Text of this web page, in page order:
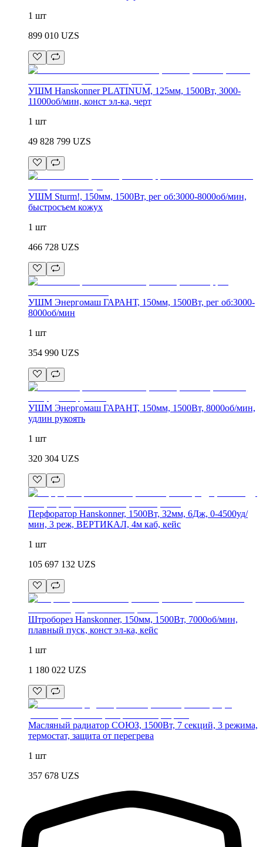
1 шт
899 010 UZS
УШМ Hanskonner PLATINUM, 125мм, 1500Вт, 3000-
11000об/мин, конст эл-ка, черт
1 шт
49 828 799 UZS
УШМ Sturm!, 150мм, 1500Вт, рег об:3000-8000об/мин,
быстросъем кожух
1 шт
466 728 UZS
УШМ Энергомаш ГАРАНТ, 150мм, 1500Вт, рег об:3000-
8000об/мин
1 шт
354 990 UZS
УШМ Энергомаш ГАРАНТ, 150мм, 1500Вт, 8000об/мин,
удлин рукоять
1 шт
320 304 UZS
Перфоратор Hanskonner, 1500Вт, 32мм, 6Дж, 0-4500уд/
мин, 3 реж, ВЕРТИКАЛ, 4м каб, кейс
1 шт
105 697 132 UZS
Штроборез Hanskonner, 150мм, 1500Вт, 7000об/мин,
плавный пуск, конст эл-ка, кейс
1 шт
1 180 022 UZS
Масляный радиатор СОЮЗ, 1500Вт, 7 секций, 3 режима,
термостат, защита от перегрева
1 шт
357 678 UZS